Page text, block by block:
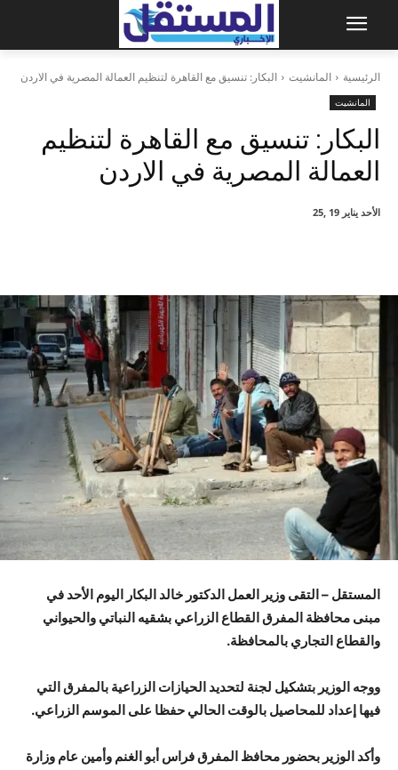
الرئيسية المانشيت البكار: تنسيق مع القاهرة لتنظيم العمالة المصرية في الاردن
المانشيت
البكار: تنسيق مع القاهرة لتنظيم
العمالة المصرية في الاردن
الأحد يناير 19 ,25
المستقل – التقى وزير العمل الدكتور خالد البكار اليوم الأحد في
مبنى محافظة المفرق القطاع الزراعي بشقيه النباتي والحيواني
والقطاع التجاري بالمحافظة.
ووجه الوزير بتشكيل لجنة لتحديد الحيازات الزراعية بالمفرق التي
فيها إعداد للمحاصيل بالوقت الحالي حفظا على الموسم الزراعي.
وأكد الوزير بحضور محافظ المفرق فراس أبو الغنم وأمين عام وزارة